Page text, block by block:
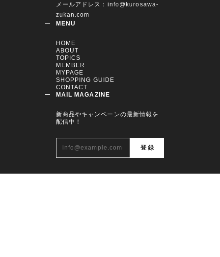
メールアドレス： info@kurosawa-
zukan.com
MENU
HOME
ABOUT
TOPICS
MEMBER
MYPAGE
SHOPPING GUIDE
CONTACT
MAIL MAGAZINE
新商品やキャンペーンの最新情報を
配信中！